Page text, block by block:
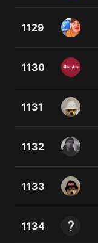
1129
1130
1131
1132
1133
1134